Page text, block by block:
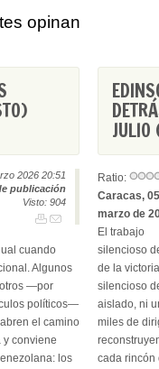
opinan
2026 20:51
publicación
Visto: 904
cuando
Algunos
—por
políticos—
el camino
y conviene
los
Ratio:
Caracas,
marzo de
El trabajo
silencioso
de la
silencioso
aislado, ni
miles de
cada rincón